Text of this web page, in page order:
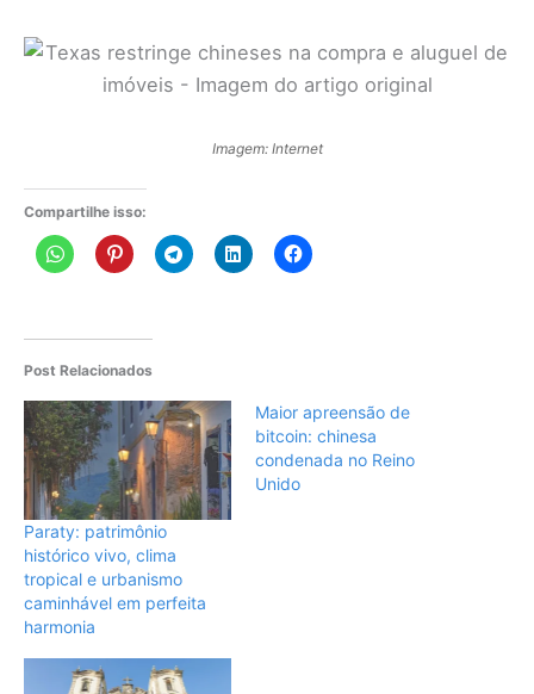
Imagem: Internet
Compartilhe isso:
Post Relacionados
Paraty: patrimônio
histórico vivo, clima
tropical e urbanismo
caminhável em perfeita
harmonia
Maior apreensão de
bitcoin: chinesa
condenada no Reino
Unido